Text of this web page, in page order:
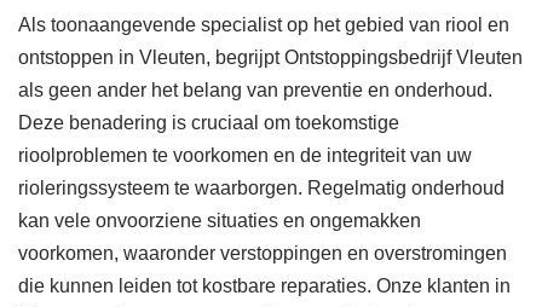
Als toonaangevende specialist op het gebied van riool en
ontstoppen in Vleuten, begrijpt Ontstoppingsbedrijf Vleuten
als geen ander het belang van preventie en onderhoud.
Deze benadering is cruciaal om toekomstige
rioolproblemen te voorkomen en de integriteit van uw
rioleringssysteem te waarborgen. Regelmatig onderhoud
kan vele onvoorziene situaties en ongemakken
voorkomen, waaronder verstoppingen en overstromingen
die kunnen leiden tot kostbare reparaties. Onze klanten in